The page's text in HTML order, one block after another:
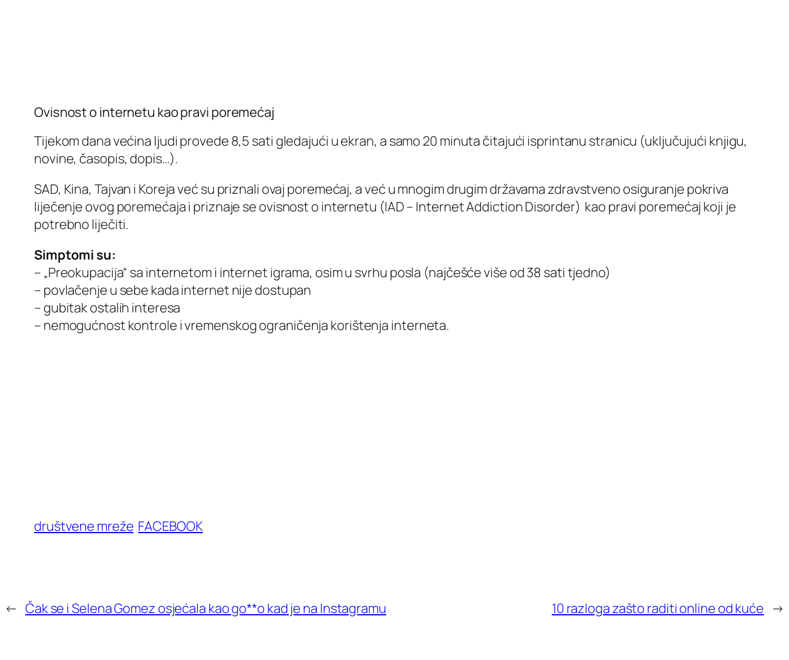
Ovisnost o internetu kao pravi poremećaj
Tijekom dana većina ljudi provede 8,5 sati gledajući u ekran, a samo 20 minuta čitajući isprintanu stranicu (uključujući knjigu,
novine, časopis, dopis…).
SAD, Kina, Tajvan i Koreja već su priznali ovaj poremećaj, a već u mnogim drugim državama zdravstveno osiguranje pokriva
liječenje ovog poremećaja i priznaje se ovisnost o internetu (IAD – Internet Addiction Disorder) kao pravi poremećaj koji je
potrebno liječiti.
Simptomi su:
– „Preokupacija“ sa internetom i internet igrama, osim u svrhu posla (najčešće više od 38 sati tjedno)
– povlačenje u sebe kada internet nije dostupan
– gubitak ostalih interesa
– nemogućnost kontrole i vremenskog ograničenja korištenja interneta.
društvene mreže FACEBOOK
← Čak se i Selena Gomez osjećala kao go**o kad je na Instagramu 10 razloga zašto raditi online od kuće →